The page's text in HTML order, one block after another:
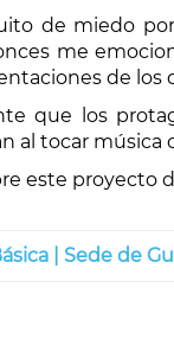
de miedo
me
de
que los
al tocar música
este proyecto
| Sede de